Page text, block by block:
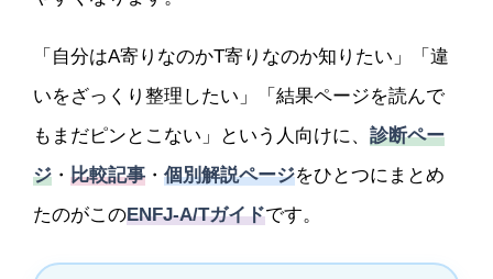
「自分はA寄りなのかT寄りなのか知りたい」「違
いをざっくり整理したい」「結果ページを読んで
もまだピンとこない」という人向けに、 診断ペー
ジ ・ 比較記事 ・ 個別解説ページをひとつにまとめ
たのがこのENFJ-A/Tガイドです。